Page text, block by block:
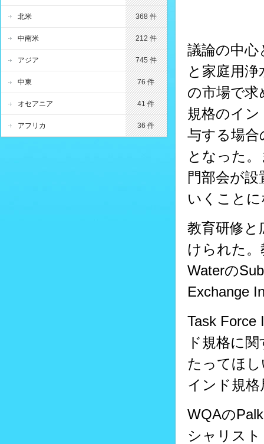
議論の中
と家庭用
の市場で
規格のイ
与する場
となった
門部会が
いくこと
教育研修と
けられた。
Waterの
Exchange
Task Force
ド規格に
たってほ
インド規
WQAの
シャリスト
北米 368 件
中南米 212 件
アジア 745 件
中東 76 件
オセアニア 41 件
アフリカ 36 件